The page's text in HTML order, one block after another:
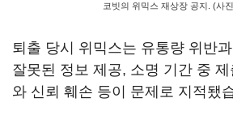
코빗의 위믹스 재상장 공지. (사
퇴출 당시 위믹스는 유통량 위반
잘못된 정보 제공, 소명 기간 중
와 신뢰 훼손 등이 문제로 지적됐